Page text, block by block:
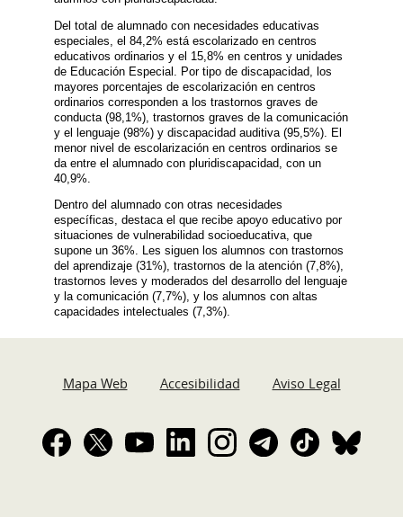
Del total de alumnado con necesidades educativas
especiales, el 84,2% está escolarizado en centros
educativos ordinarios y el 15,8% en centros y unidades
de Educación Especial. Por tipo de discapacidad, los
mayores porcentajes de escolarización en centros
ordinarios corresponden a los trastornos graves de
conducta (98,1%), trastornos graves de la comunicación
y el lenguaje (98%) y discapacidad auditiva (95,5%). El
menor nivel de escolarización en centros ordinarios se
da entre el alumnado con pluridiscapacidad, con un
40,9%.
Dentro del alumnado con otras necesidades
específicas, destaca el que recibe apoyo educativo por
situaciones de vulnerabilidad socioeducativa, que
supone un 36%. Les siguen los alumnos con trastornos
del aprendizaje (31%), trastornos de la atención (7,8%),
trastornos leves y moderados del desarrollo del lenguaje
y la comunicación (7,7%), y los alumnos con altas
capacidades intelectuales (7,3%).
Mapa Web Accesibilidad Aviso Legal